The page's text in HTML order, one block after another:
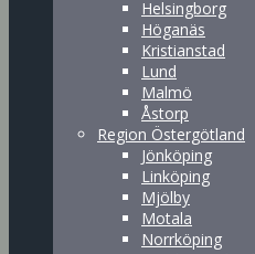
Helsingborg
Höganäs
Kristianstad
Lund
Malmö
Åstorp
Region Östergötland
Jönköping
Linköping
Mjölby
Motala
Norrköping